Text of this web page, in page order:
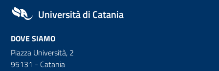
Università di Catania
DOVE SIAMO
Piazza Università, 2
95131 - Catania